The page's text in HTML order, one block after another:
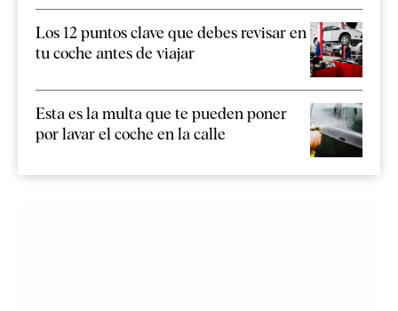
Los 12 puntos clave que debes revisar en
tu coche antes de viajar
Esta es la multa que te pueden poner
por lavar el coche en la calle